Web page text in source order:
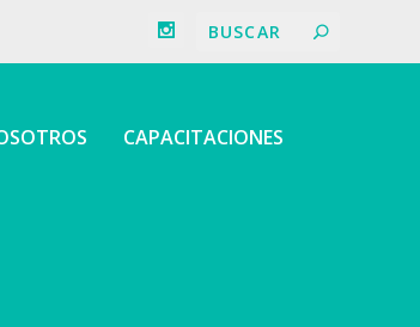
CAPACITACIONES